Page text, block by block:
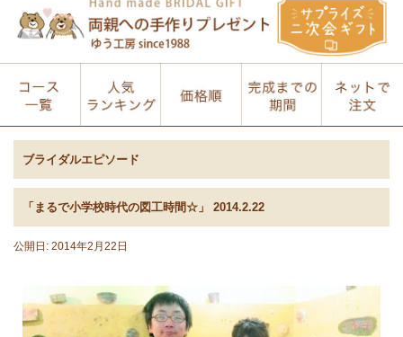
ブライダルエピソード
「まるで小学校時代の図工時間☆」 2014.2.22
公開日: 2014年2月22日